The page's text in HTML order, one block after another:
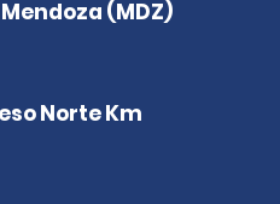
(MDZ)